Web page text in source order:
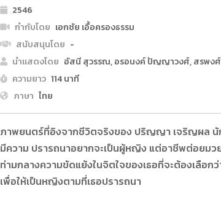
2546
กำกับโดย เอกชัย เอื้อครองธรรม
สนับสนุนโดย -
นำแสดงโดย อัสนี สุวรรณ, อรอนงค์ ปัญญาวงศ์, สรพง
ความยาว 114 นาที
ภาษา ไทย
ภาพยนตร์ที่อิงจากชีวิตจริงของ ปริญญา เจริญผล นั
มีความ ปรารถนาอยากจะเป็นผู้หญิง แต่อาชีพต่อยมว
ท่ามกลางความขัดแย้งในจิตใจของเธอที่จะต้องเลือก
เพื่อให้เป็นหญิงตามที่เธอปรารถนา